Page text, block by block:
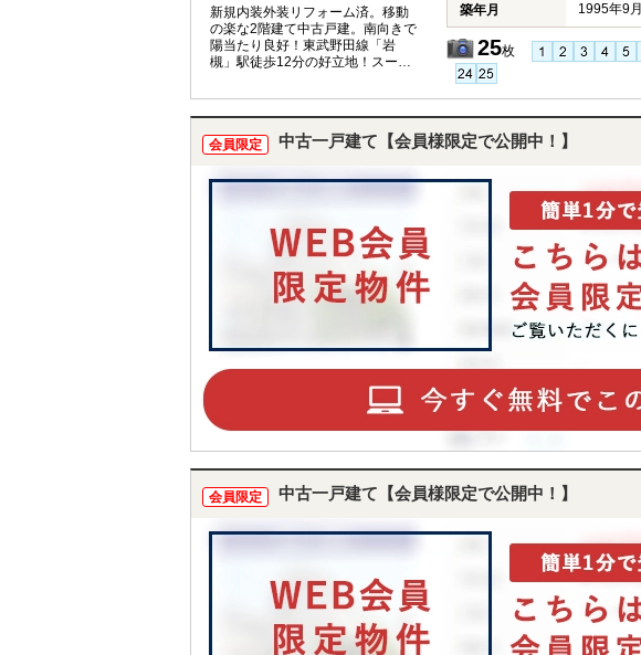
新規内装外装リフォーム済。移動
の楽な2階建て中古戸建。南向きで
陽当たり良好！東武野田線「岩
槻」駅徒歩12分の好立地！スーパ
分圏内に揃う生活に便利なエリ
築年月 1995年9月
25枚
会員限定 中古一戸建て【会員様限定で公開中！】
会員限定 中古一戸建て【会員様限定で公開中！】